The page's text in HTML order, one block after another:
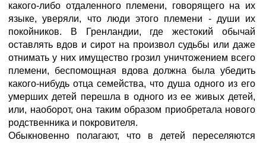
какого-либо отдаленного племени, говорящего на их
языке, уверяли, что люди этого племени - души их
покойников. В Гренландии, где жестокий обычай
оставлять вдов и сирот на произвол судьбы или даже
отнимать у них имущество грозил уничтожением всего
племени, беспомощная вдова должна была убедить
какого-нибудь отца семейства, что душа одного из его
умерших детей перешла в одного из ее живых детей,
или, наоборот, она таким образом приобретала нового
родственника и покровителя.
Обыкновенно полагают, что в детей переселяются